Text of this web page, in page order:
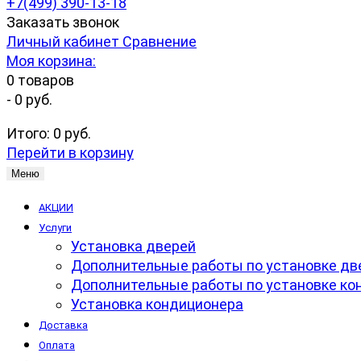
Заказать звонок
Личный кабинет Сравнение
Моя корзина:
0 товаров
- 0 руб.
Итого: 0 руб.
Перейти в корзину
Меню
АКЦИИ
Услуги
Установка дверей
Дополнительные работы по установке
Дополнительные работы по установке
Установка кондиционера
Доставка
Оплата